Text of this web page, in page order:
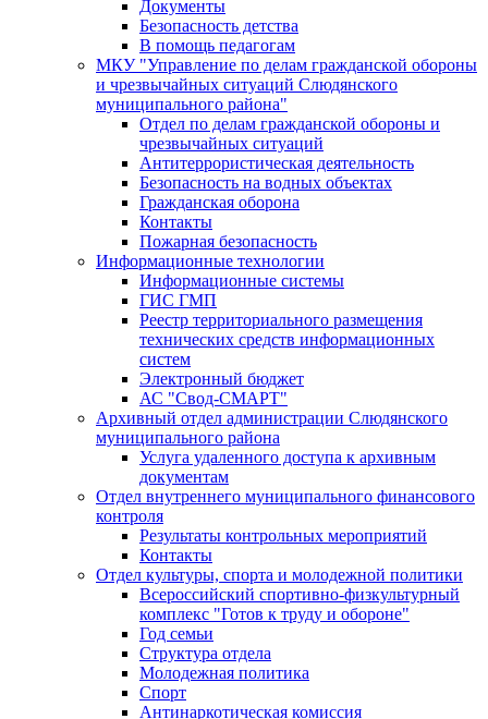
Документы
Безопасность детства
В помощь педагогам
МКУ "Управление по делам гражданской обороны
и чрезвычайных ситуаций Слюдянского
муниципального района"
Отдел по делам гражданской обороны и
чрезвычайных ситуаций
Антитеррористическая деятельность
Безопасность на водных объектах
Гражданская оборона
Контакты
Пожарная безопасность
Информационные технологии
Информационные системы
ГИС ГМП
Реестр территориального размещения
технических средств информационных
систем
Электронный бюджет
АС "Свод-СМАРТ"
Архивный отдел администрации Слюдянского
муниципального района
Услуга удаленного доступа к архивным
документам
Отдел внутреннего муниципального финансового
контроля
Результаты контрольных мероприятий
Контакты
Отдел культуры, спорта и молодежной политики
Всероссийский спортивно-физкультурный
комплекс "Готов к труду и обороне"
Год семьи
Структура отдела
Молодежная политика
Спорт
Антинаркотическая комиссия